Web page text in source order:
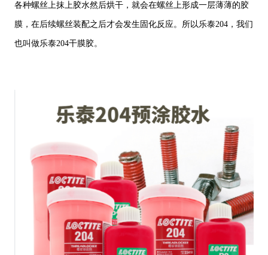
各种螺丝上抹上胶水然后烘干，就会在螺丝上形成一层薄薄的胶
膜，在后续螺丝装配之后才会发生固化反应。所以乐泰204，我们
也叫做乐泰204干膜胶。